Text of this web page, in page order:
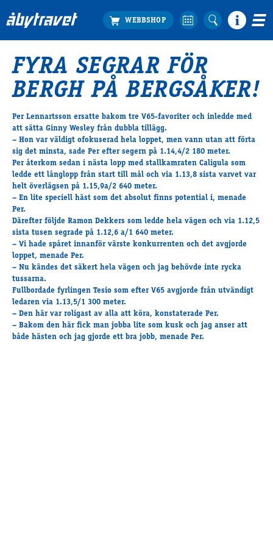
Köp biljett
Travprogrammet
Bra att veta
Restauranger
Catering by Lyon
Hotell nära oss
Nybörjar­guide
Presentkort
Tävlingsdagar
FAQ
Travkonferens
Exponering & värdskap
Aktiviteter
FYRA SEGRAR FÖR
BERGH PÅ BERGSÅKER!
Per Lennartsson ersatte bakom tre V65-favoriter och inledde med
att sätta Ginny Wesley från dubbla tillägg.
– Hon var väldigt ofokuserad hela loppet, men vann utan att förta
sig det minsta, sade Per efter segern på 1.14,4/2 180 meter.
Per återkom sedan i nästa lopp med stallkamraten Caligula som
ledde ett långlopp från start till mål och via 1.13,8 sista varvet var
helt överlägsen på 1.15,9a/2 640 meter.
– En lite speciell häst som det absolut finns potential i, menade
Per.
Därefter följde Ramon Dekkers som ledde hela vägen och via 1.12,5
sista tusen segrade på 1.12,6 a/1 640 meter.
– Vi hade spåret innanför värste konkurrenten och det avgjorde
loppet, menade Per.
– Nu kändes det säkert hela vägen och jag behövde inte rycka
tussarna.
Fullbordade fyrlingen Tesio som efter V65 avgjorde från utvändigt
ledaren via 1.13,5/1 300 meter.
– Den här var roligast av alla att köra, konstaterade Per.
– Bakom den här fick man jobba lite som kusk och jag anser att
både hästen och jag gjorde ett bra jobb, menade Per.